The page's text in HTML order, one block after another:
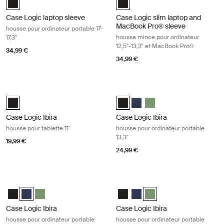
Case Logic laptop sleeve
housse pour ordinateur portable 17-
17,3"
34,99 €
Case Logic slim laptop and
MacBook Pro® sleeve
housse mince pour ordinateur
12,5"-13,3" et MacBook Pro®
34,99 €
Case Logic Ibira Laptop Sleeve Noir (selected)
Case Logic Ibira
housse pour tablette 11"
19,99 €
Case Logic Ibira Laptop Sleeve
Case Logic Ibira Laptop
Case Logic Ibira Laptop
Case Logic Ibira
housse pour ordinateur portable
13,3"
24,99 €
Case Logic Ibira Laptop Sleeve Noir
Case Logic Ibira Laptop Sleeve Bleu robe (selected)
Case Logic Ibira Laptop Sleeve Islay Green
Case Logic Ibira
housse pour ordinateur portable
Case Logic Ibira Laptop Sleeve
Case Logic Ibira Laptop
Case Logic Ibira Laptop
Case Logic Ibira
housse pour ordinateur portable